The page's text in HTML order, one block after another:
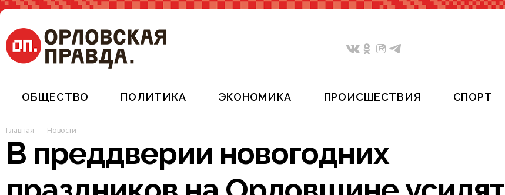
ОБЩЕСТВО ПОЛИТИКА ЭКОНОМИКА ПРОИСШЕСТВИЯ СПОРТ
Главная Новости
В преддверии новогодних